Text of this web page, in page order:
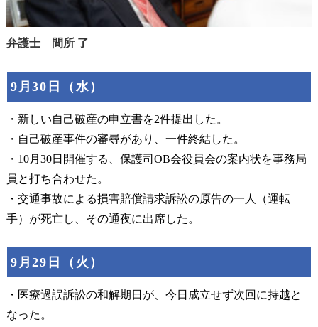
弁護士 間所 了
9月30日（水）
・新しい自己破産の申立書を2件提出した。
・自己破産事件の審尋があり、一件終結した。
・10月30日開催する、保護司OB会役員会の案内状を事務局
員と打ち合わせた。
・交通事故による損害賠償請求訴訟の原告の一人（運転
手）が死亡し、その通夜に出席した。
9月29日（火）
・医療過誤訴訟の和解期日が、今日成立せず次回に持越と
なった。